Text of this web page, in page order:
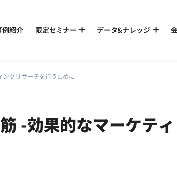
例紹介 限定セミナー データ&ナレッジ
ングリサーチを行うために-
-効果的なマーケティ